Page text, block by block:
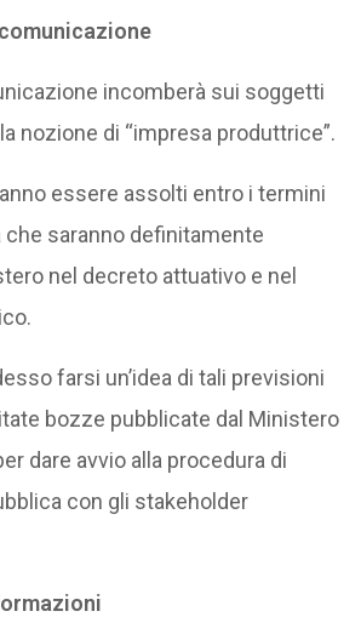
incomberà sui soggetti
nozione di “impresa produttrice”.
essere assolti entro i termini
che saranno definitamente
nel decreto attuativo e nel
farsi un’idea di tali previsioni
bozze pubblicate dal Ministero
dare avvio alla procedura di
con gli stakeholder